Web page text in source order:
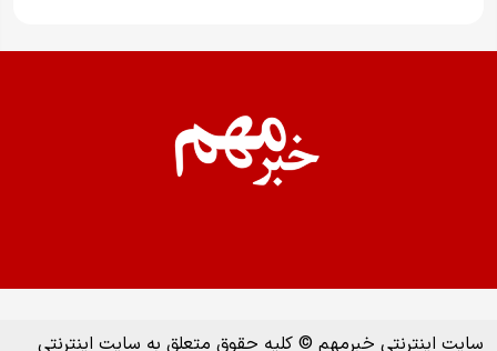
سایت اینترنتی خبرمهم © کلیه حقوق متعلق به سایت اینترنتی